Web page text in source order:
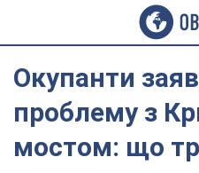
Окупанти
проблему з
мостом: що